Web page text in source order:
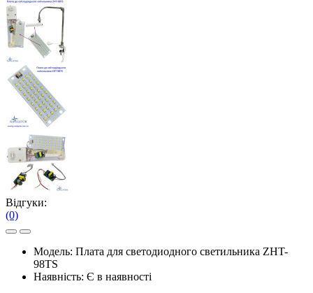
Відгуки:
(0)
Модель: Плата для светодиодного светильника ZHT-
98TS
Наявність: Є в наявності